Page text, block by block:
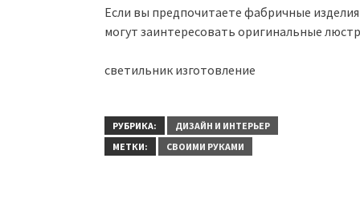
Если вы предпочитаете фабричные
могут заинтересовать оригинальные
светильник изготовление
РУБРИКА:
ДИЗАЙН И ИНТЕРЬЕР
МЕТКИ:
СВОИМИ РУКАМИ